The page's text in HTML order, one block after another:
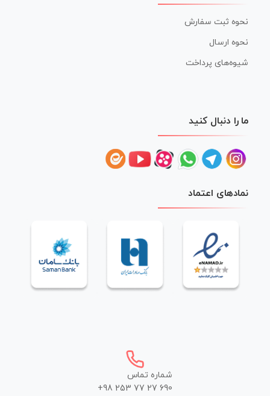
نحوه ثبت سفارش
نحوه ارسال
شیوه‌های پرداخت
ما را دنبال کنید
نمادهای اعتماد
شماره تماس
+98 253 77 27 690